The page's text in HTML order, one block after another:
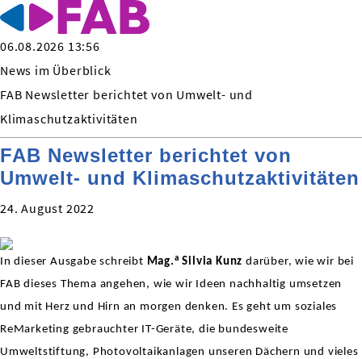
06.08.2026 13:56
News im Überblick
FAB Newsletter berichtet von Umwelt- und
Klimaschutzaktivitäten
FAB Newsletter berichtet von
Umwelt- und Klimaschutzaktivitäten
24. August 2022
In dieser Ausgabe schreibt Mag.a Silvia Kunz darüber, wie wir bei
FAB dieses Thema angehen, wie wir Ideen nachhaltig umsetzen
und mit Herz und Hirn an morgen denken. Es geht um soziales
ReMarketing gebrauchter IT-Geräte, die bundesweite
Umweltstiftung, Photovoltaikanlagen unseren Dächern und vieles